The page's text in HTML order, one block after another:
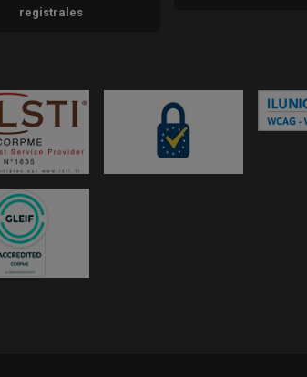
registrales